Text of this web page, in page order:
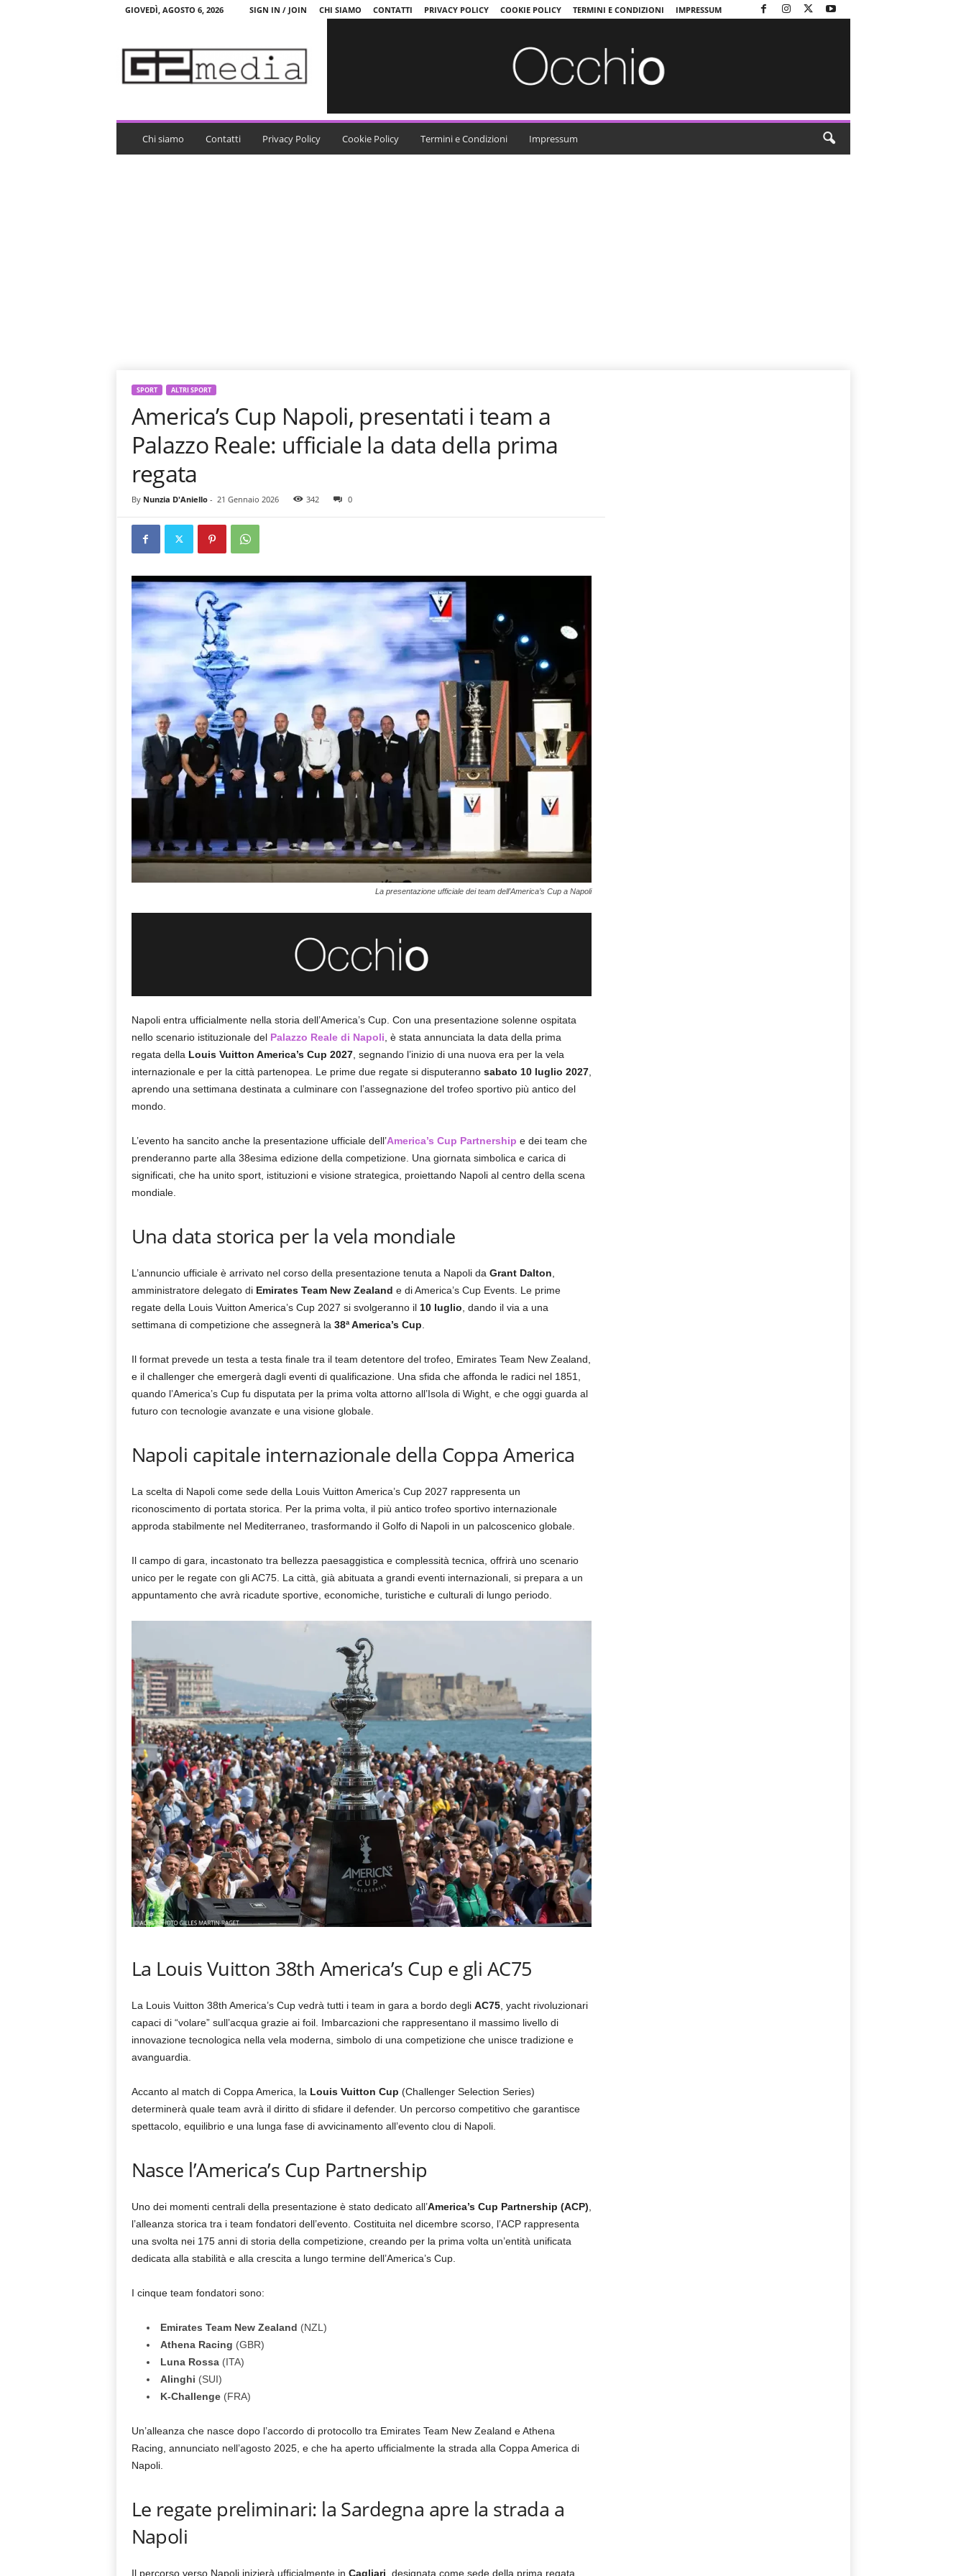
GIOVEDÌ, AGOSTO 6, 2026 SIGN IN / JOIN CHI SIAMO CONTATTI PRIVACY POLICY COOKIE POLICY TERMINI E CONDIZIONI IMPRESSUM
a
Chi siamo Contatti Privacy Policy Cookie Policy Termini e Condizioni Impressum
SPORT ALTRI SPORT
America’s Cup Napoli, presentati i team a
Palazzo Reale: ufficiale la data della prima
regata
By Nunzia D'Aniello- 21 Gennaio 2026 342 0
La presentazione ufficiale dei team dell’America’s Cup a Napoli
Napoli entra ufficialmente nella storia dell’America’s Cup. Con una presentazione solenne ospitata
nello scenario istituzionale del Palazzo Reale di Napoli , è stata annunciata la data della prima
regata della Louis Vuitton America’s Cup 2027, segnando l’inizio di una nuova era per la vela
internazionale e per la città partenopea. Le prime due regate si disputeranno sabato 10 luglio 2027,
aprendo una settimana destinata a culminare con l’assegnazione del trofeo sportivo più antico del
mondo.
L’evento ha sancito anche la presentazione ufficiale dell’America’s Cup Partnership e dei team che
prenderanno parte alla 38esima edizione della competizione. Una giornata simbolica e carica di
significati, che ha unito sport, istituzioni e visione strategica, proiettando Napoli al centro della scena
mondiale.
Una data storica per la vela mondiale
L’annuncio ufficiale è arrivato nel corso della presentazione tenuta a Napoli da Grant Dalton
amministratore delegato di Emirates Team New Zealand e di America’s Cup Events. Le prime
regate della Louis Vuitton America’s Cup 2027 si svolgeranno il 10 luglio , dando il via a una
settimana di competizione che assegnerà la 38ª America’s Cup
Il format prevede un testa a testa finale tra il team detentore del trofeo, Emirates Team New Zealand,
e il challenger che emergerà dagli eventi di qualificazione. Una sfida che affonda le radici nel 1851,
quando l’America’s Cup fu disputata per la prima volta attorno all’Isola di Wight, e che oggi guarda al
futuro con tecnologie avanzate e una visione globale.
Napoli capitale internazionale della Coppa America
La scelta di Napoli come sede della Louis Vuitton America’s Cup 2027 rappresenta un
riconoscimento di portata storica. Per la prima volta, il più antico trofeo sportivo internazionale
approda stabilmente nel Mediterraneo, trasformando il Golfo di Napoli in un palcoscenico globale.
Il campo di gara, incastonato tra bellezza paesaggistica e complessità tecnica, offrirà uno scenario
unico per le regate con gli AC75. La città, già abituata a grandi eventi internazionali, si prepara a un
appuntamento che avrà ricadute sportive, economiche, turistiche e culturali di lungo periodo.
La Louis Vuitton 38th America’s Cup e gli AC75
La Louis Vuitton 38th America’s Cup vedrà tutti i team in gara a bordo degli AC75, yacht rivoluzionari
capaci di “volare” sull’acqua grazie ai foil. Imbarcazioni che rappresentano il massimo livello di
innovazione tecnologica nella vela moderna, simbolo di una competizione che unisce tradizione e
avanguardia.
Accanto al match di Coppa America, la Louis Vuitton Cup (Challenger Selection Series)
determinerà quale team avrà il diritto di sfidare il defender. Un percorso competitivo che garantisce
spettacolo, equilibrio e una lunga fase di avvicinamento all’evento clou di Napoli.
Nasce l’America’s Cup Partnership
Uno dei momenti centrali della presentazione è stato dedicato all’America’s Cup Partnership (ACP),
l’alleanza storica tra i team fondatori dell’evento. Costituita nel dicembre scorso, l’ACP rappresenta
una svolta nei 175 anni di storia della competizione, creando per la prima volta un’entità unificata
dedicata alla stabilità e alla crescita a lungo termine dell’America’s Cup.
I cinque team fondatori sono:
Emirates Team New Zealand (NZL)
Athena Racing (GBR)
Luna Rossa(ITA)
Alinghi (SUI)
K-Challenge(FRA)
Un’alleanza che nasce dopo l’accordo di protocollo tra Emirates Team New Zealand e Athena
Racing, annunciato nell’agosto 2025, e che ha aperto ufficialmente la strada alla Coppa America di
Napoli.
Le regate preliminari: la Sardegna apre la strada a
Napoli
Il percorso verso Napoli inizierà ufficialmente in Cagliari , designata come sede della prima regata